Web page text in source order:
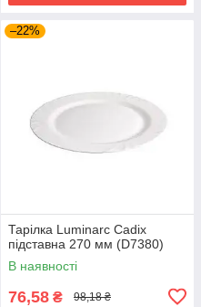
–22%
Тарілка Luminarc Cadix
підставна 270 мм (D7380)
В наявності
76,58 ₴ 98,18 ₴